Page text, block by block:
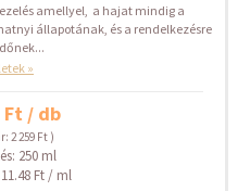
amellyel, a hajat mindig a
állapotának, és a rendelkezésre
»
Ft / db
2 259 Ft )
250 ml
Ft / ml